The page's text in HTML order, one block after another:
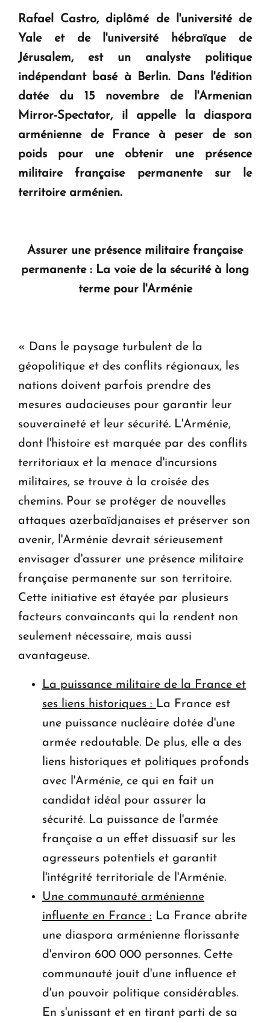
Le premier hôtel Hyatt Regency d'Arménie
ouvrira ses portes à Dilijan
Rafael Castro, diplômé de l'université de
Yale et de l'université hébraïque de
Jérusalem, est un analyste politique
indépendant basé à Berlin. Dans l'édition
datée du 15 novembre de l'Armenian
Mirror-Spectator,il appelle la diaspora
arménienne de France à peser de son
poids pour une obtenir une présence
militaire française permanente sur le
territoire arménien.
Assurer une présence militaire française
permanente : La voie de la sécurité à long
terme pour l'Arménie
« Dans le paysage turbulent de la
géopolitique et des conflits régionaux, les
nations doivent parfois prendre des
mesures audacieuses pour garantir leur
souveraineté et leur sécurité. L'Arménie,
dont l'histoire est marquée par des conflits
territoriaux et la menace d'incursions
militaires, se trouve à la croisée des
chemins. Pour se protéger de nouvelles
attaques azerbaïdjanaises et préserver son
avenir, l'Arménie devrait sérieusement
envisager d'assurer une présence militaire
française permanente sur son territoire.
Cette initiative est étayée par plusieurs
facteurs convaincants qui la rendent non
seulement nécessaire, mais aussi
avantageuse.
La puissance militaire de la France et
ses liens historiques : La France est
une puissance nucléaire dotée d'une
armée redoutable. De plus, elle a des
liens historiques et politiques profonds
avec l'Arménie, ce qui en fait un
candidat idéal pour assurer la
sécurité. La puissance de l'armée
française a un effet dissuasif sur les
agresseurs potentiels et garantit
l'intégrité territoriale de l'Arménie.
Une communauté arménienne
influente en France : La France abrite
une diaspora arménienne florissante
d'environ 600 000 personnes. Cette
communauté jouit d'une influence et
d'un pouvoir politique considérables.
En s'unissant et en tirant parti de sa